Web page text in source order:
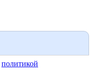
политикой